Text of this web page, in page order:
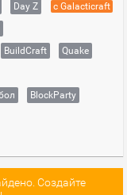
Day Z
с Galacticraft
BuildCraft
Quake
BlockParty
Создайте